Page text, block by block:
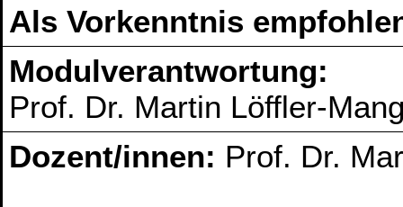
Als Vorkenntnis
Modulverantwortung:
Prof. Dr. Martin Löffler-
Dozent/innen: Prof. Dr.